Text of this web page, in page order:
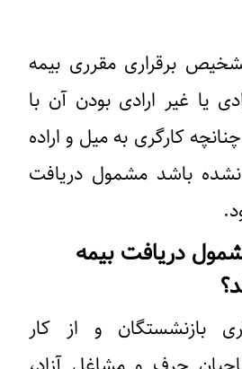
برقراری مقرری بیمه‌
یا غیر ارادی بودن آن با
کارگری به میل و اراده
نشده باشد مشمول دریافت
دریافت بیمه
بازنشستگان و از کار